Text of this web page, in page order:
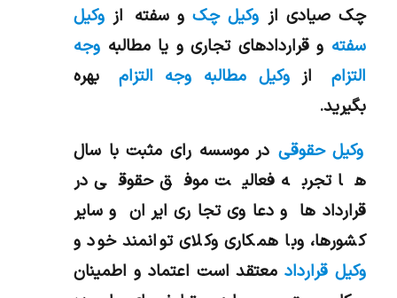
چک صیادی از وکیل چکو سفته از وکیل
سفته و قراردادهاي تجاري و یا مطالبه وجه
التزام ازوکیل مطالبه وجه التزام بهره
بگيريد.
وکیل حقوقی در موسسه رای مثبت با سال
ها تجربه فعالیت موفق حقوقی در
قراردادها و دعاوی تجاری ایران و سایر
کشورها، وبا همکاری وکلای توانمند خود و
وکیل قراردادمعتقد است اعتماد و اطمینان